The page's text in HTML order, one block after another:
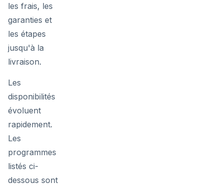
les frais, les
garanties et
les étapes
jusqu'à la
livraison.
Les
disponibilités
évoluent
rapidement.
Les
programmes
listés ci-
dessous sont